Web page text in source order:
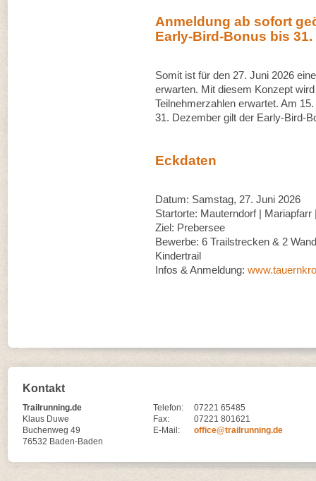
Anmeldung ab sofort
Early-Bird-Bonus bis 31.
Somit ist für den 27. Juni 2026
erwarten. Mit diesem Konzept
Teilnehmerzahlen erwartet. Am
31. Dezember gilt der Early-Bird-
Eckdaten
Datum: Samstag, 27. Juni 2026
Startorte: Mauterndorf |
Ziel: Prebersee
Bewerbe: 6 Trailstrecken & 2
Kindertrail
Infos & Anmeldung:
Kontakt
Trailrunning.de
Klaus Duwe
Buchenweg 49
76532 Baden-Baden
Telefon:
07221 65485
Fax:
07221 801621
E-Mail:
office@trailrunning.de